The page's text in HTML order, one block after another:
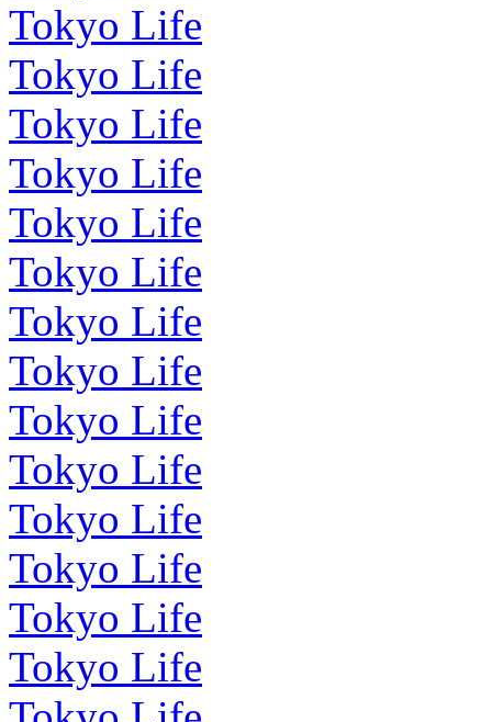
Tokyo Life
Tokyo Life
Tokyo Life
Tokyo Life
Tokyo Life
Tokyo Life
Tokyo Life
Tokyo Life
Tokyo Life
Tokyo Life
Tokyo Life
Tokyo Life
Tokyo Life
Tokyo Life